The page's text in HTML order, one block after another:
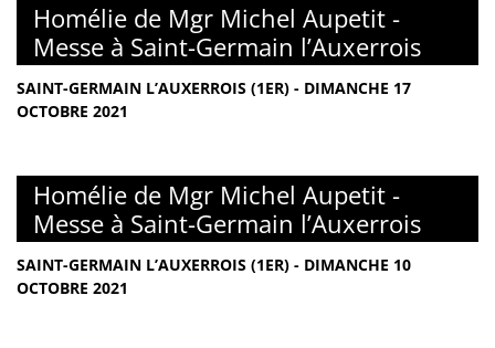
Homélie de Mgr Michel Aupetit -
Messe à Saint-Germain l’Auxerrois
SAINT-GERMAIN L’AUXERROIS (1ER) - DIMANCHE 17
OCTOBRE 2021
Homélie de Mgr Michel Aupetit -
Messe à Saint-Germain l’Auxerrois
SAINT-GERMAIN L’AUXERROIS (1ER) - DIMANCHE 10
OCTOBRE 2021